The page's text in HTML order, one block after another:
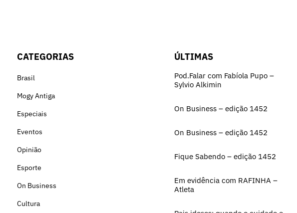
CATEGORIAS
Brasil
Mogy Antiga
Especiais
Eventos
Opinião
Esporte
On Business
Cultura
ÚLTIMAS
Pod.Falar com Fabíola Pupo –
Sylvio Alkimin
On Business – edição 1452
On Business – edição 1452
Fique Sabendo – edição 1452
Em evidência com RAFINHA –
Atleta